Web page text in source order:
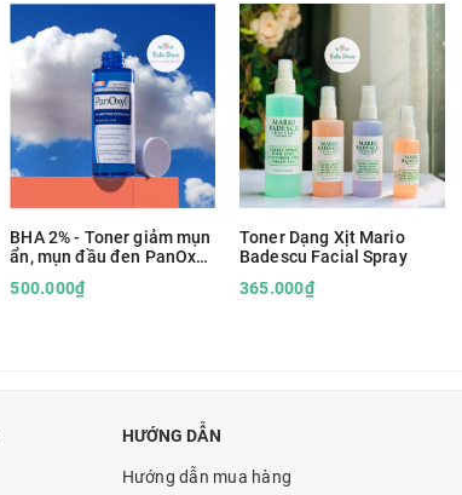
BHA 2% - Toner giảm mụn
ẩn, mụn đầu đen PanOxyl
500.000₫
Toner Dạng Xịt Mario
Badescu Facial Spray
365.000₫
HƯỚNG DẪN
Hướng dẫn mua hàng